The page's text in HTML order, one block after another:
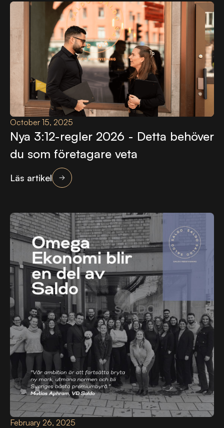
October 15, 2025
Nya 3:12-regler 2026 - Detta behöver
du som företagare veta
Läs artikel
February 26, 2025